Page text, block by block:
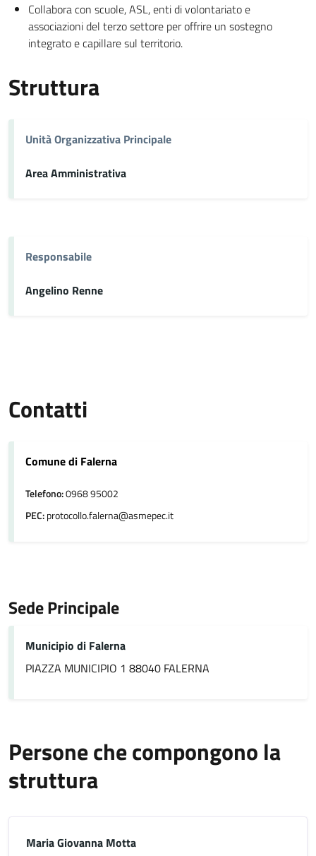
Collabora con scuole, ASL, enti di volontariato e
associazioni del terzo settore per offrire un sostegno
integrato e capillare sul territorio.
Struttura
Unità Organizzativa Principale
Area Amministrativa
Responsabile
Angelino Renne
Contatti
Comune di Falerna
Telefono:0968 95002
PEC:protocollo.falerna@asmepec.it
Sede Principale
Municipio di Falerna
PIAZZA MUNICIPIO 1 88040 FALERNA
Persone che compongono la
struttura
Maria Giovanna Motta